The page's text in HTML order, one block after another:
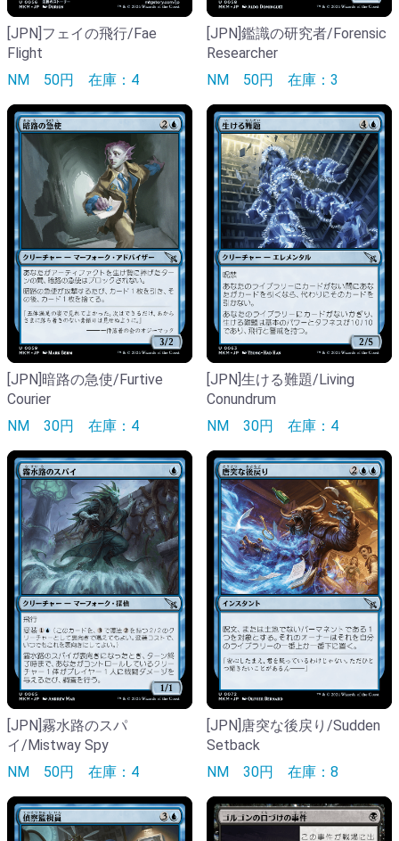
[JPN]フェイの飛行/Fae
Flight
NM 50円 在庫：4
[JPN]鑑識の研究者/Forensic
Researcher
NM 50円 在庫：3
[JPN]暗路の急使/Furtive
Courier
NM 30円 在庫：4
[JPN]生ける難題/Living
Conundrum
NM 30円 在庫：4
[JPN]霧水路のスパ
イ/Mistway Spy
NM 50円 在庫：4
[JPN]唐突な後戻り/Sudden
Setback
NM 30円 在庫：8